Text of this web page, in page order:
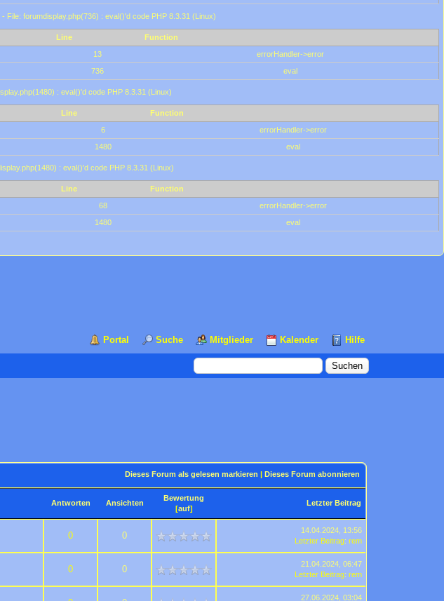
File: forumdisplay.php(736) : eval()'d code PHP 8.3.31 (Linux)
Line
Function
13
errorHandler->error
736 eval
: eval()'d code PHP 8.3.31 (Linux)
Line
Function
6
errorHandler->error
1480 eval
: eval()'d code PHP 8.3.31 (Linux)
Line
Function
68
errorHandler->error
1480 eval
Portal Suche Mitglieder Kalender Hilfe
Dieses Forum als gelesen markieren |Dieses Forum abonnieren
Antworten Ansichten
Bewertung
[auf]
Letzter Beitrag
0 0
14.04.2024, 13:56
Letzter Beitrag:rem
0 0
21.04.2024, 06:47
Letzter Beitrag:rem
27.06.2024, 03:04